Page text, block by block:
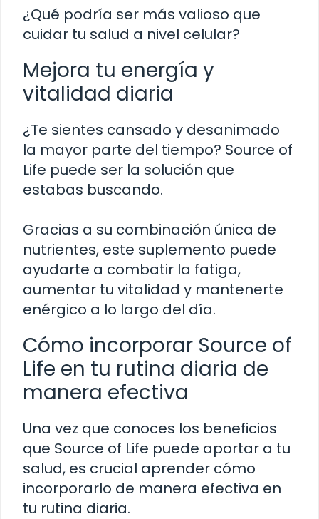
¿Qué podría ser más valioso que
cuidar tu salud a nivel celular?
Mejora tu energía y
vitalidad diaria
¿Te sientes cansado y desanimado
la mayor parte del tiempo? Source of
Life puede ser la solución que
estabas buscando.
Gracias a su combinación única de
nutrientes, este suplemento puede
ayudarte a combatir la fatiga,
aumentar tu vitalidad y mantenerte
enérgico a lo largo del día.
Cómo incorporar Source of
Life en tu rutina diaria de
manera efectiva
Una vez que conoces los beneficios
que Source of Life puede aportar a tu
salud, es crucial aprender cómo
incorporarlo de manera efectiva en
tu rutina diaria.